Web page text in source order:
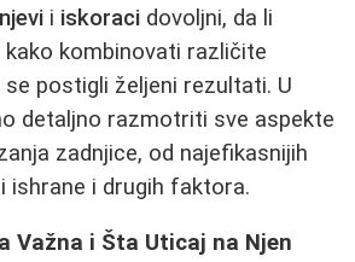
i iskoraci dovoljni, da li
kako kombinovati različite
postigli željeni rezultati. U
detaljno razmotriti sve aspekte
zadnjice, od najefikasnijih
ishrane i drugih faktora.
Važna i Šta Uticaj na Njen